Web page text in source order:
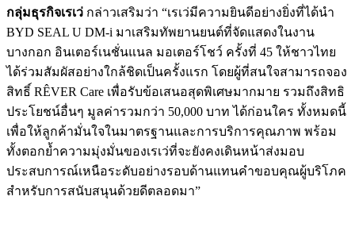
กลุ่มธุรกิจเรเว่ กล่าวเสริมว่า “เรเว่มีความยินดีอย่างยิ่งที่ได้นำ
BYD SEAL U DM-i มาเสริมทัพยานยนต์ที่จัดแสดงในงาน
บางกอก อินเตอร์เนชั่นแนล มอเตอร์โชว์ ครั้งที่ 45 ให้ชาวไทย
ได้ร่วมสัมผัสอย่างใกล้ชิดเป็นครั้งแรก โดยผู้ที่สนใจสามารถจอง
สิทธิ์ RÊVER Care เพื่อรับข้อเสนอสุดพิเศษมากมาย รวมถึงสิทธิ
ประโยชน์อื่นๆ มูลค่ารวมกว่า 50,000 บาท ได้ก่อนใคร ทั้งหมดนี้
เพื่อให้ลูกค้ามั่นใจในมาตรฐานและการบริการคุณภาพ พร้อม
ทั้งตอกย้ำความมุ่งมั่นของเรเว่ที่จะยังคงเดินหน้าส่งมอบ
ประสบการณ์เหนือระดับอย่างรอบด้านแทนคำขอบคุณผู้บริโภค
สำหรับการสนับสนุนด้วยดีตลอดมา”